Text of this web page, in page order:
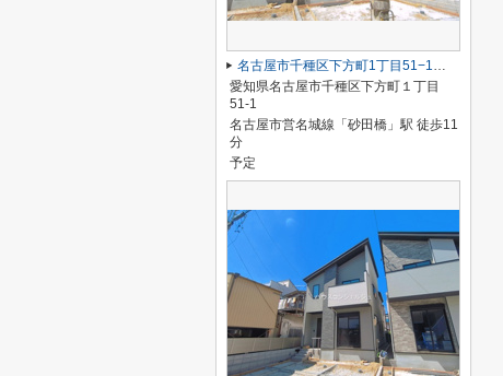
名古屋市千種区下方町1丁目51−1【仲介手数料無料】新築一戸建て 2号棟
愛知県名古屋市千種区下方町１丁目
51-1
名古屋市営名城線「砂田橋」駅 徒歩11
分
予定